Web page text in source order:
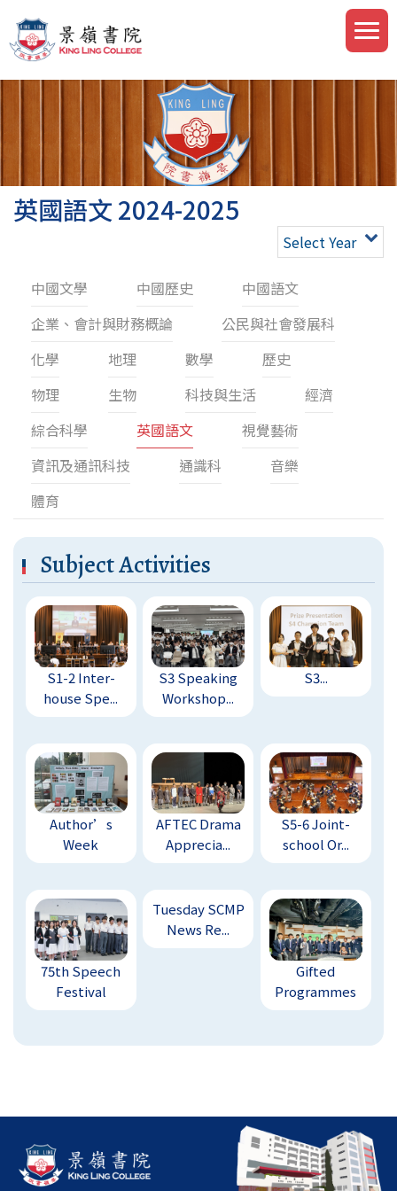
英國語文 2024-2025
Select Year
中國文學 中國歷史
中國語文
企業、會計與財務概論
公民與社會發展科
化學
地理 數學
歷史
物理
生物 科技與生活
經濟
綜合科學
英國語文
視覺藝術
資訊及通訊科技
通識科
音樂
體育
Subject Activities
S1-2 Inter-
house Spe...
S3 Speaking
Workshop...
S3...
Author’s
Week
AFTEC Drama
Apprecia...
S5-6 Joint-
school Or...
75th Speech
Festival
Tuesday SCMP
News Re...
Gifted
Programmes